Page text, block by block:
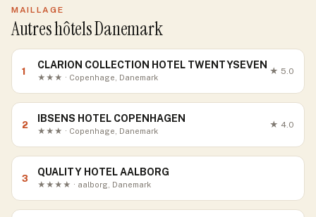
MAILLAGE
Autres hôtels Danemark
1
CLARION COLLECTION HOTEL TWENTYSEVEN
★★★ · Copenhage, Danemark
★ 5.0
2
IBSENS HOTEL COPENHAGEN
★★★ · Copenhage, Danemark
★ 4.0
3
QUALITY HOTEL AALBORG
★★★★ · aalborg, Danemark